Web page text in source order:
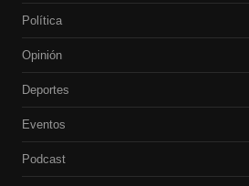
Política
Opinión
Deportes
Eventos
Podcast